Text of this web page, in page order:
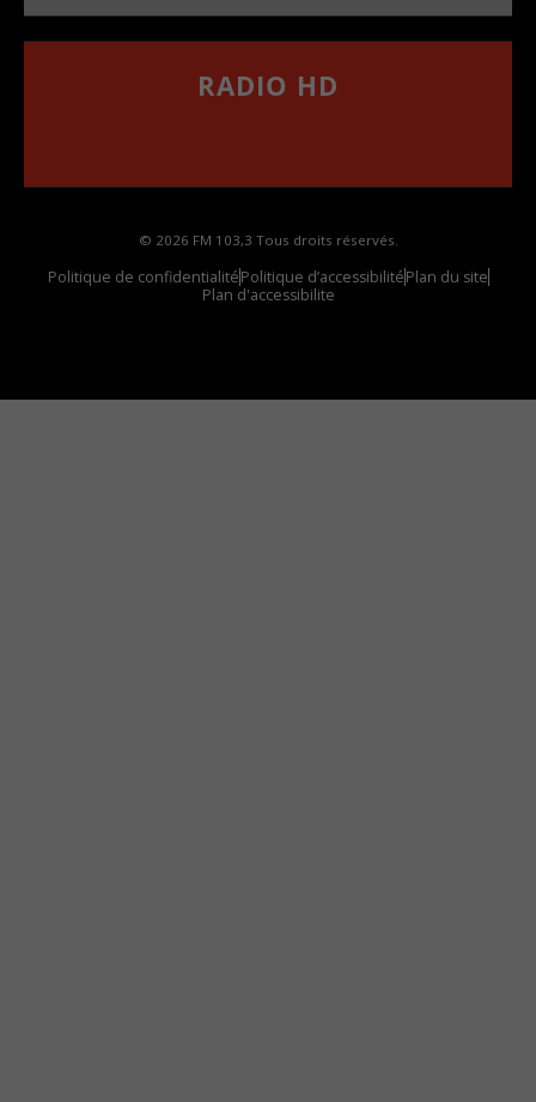
RADIO HD
© 2026 FM 103,3 Tous droits réservés.
Politique de confidentialitéPolitique d’accessibilitéPlan du site
Plan d'accessibilite